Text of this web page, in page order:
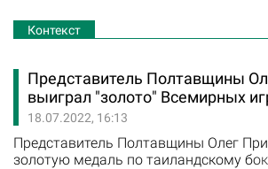
Контекст
Представитель Полтавщины
выиграл "золото" Всемирных
18.07.2022, 16:13
Представитель Полтавщины Олег
золотую медаль по таиландскому